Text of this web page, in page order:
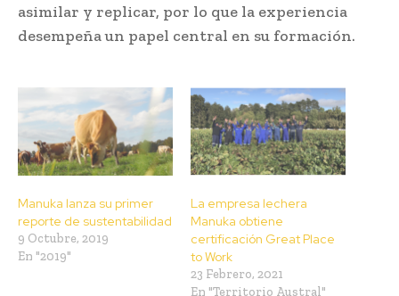
asimilar y replicar, por lo que la experiencia
desempeña un papel central en su formación.
Manuka lanza su primer
reporte de sustentabilidad
9 Octubre, 2019
En "2019"
La empresa lechera
Manuka obtiene
certificación Great Place
to Work
23 Febrero, 2021
En "Territorio Austral"